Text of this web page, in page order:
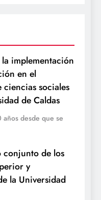
la implementación
en el
sociales
de Caldas
años desde que se
conjunto de los
y
la Universidad